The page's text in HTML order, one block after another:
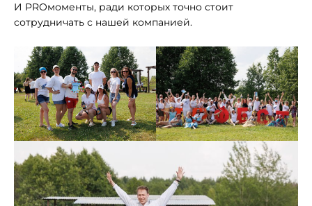
И PROмоменты, ради которых точно стоит
сотрудничать с нашей компанией.